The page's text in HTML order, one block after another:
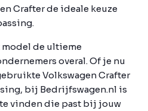
Crafter de ideale keuze
de ultieme
overal. Of je nu
Volkswagen Crafter
bij Bedrijfswagen.nl is
vinden die past bij jouw